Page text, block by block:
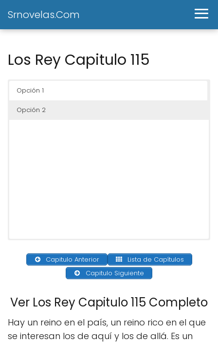
Srnovelas.Com
Los Rey Capitulo 115
Opción 1
Opción 2
Capitulo Anterior
Lista de Capítulos
Capitulo Siguiente
Ver Los Rey Capitulo 115 Completo
Hay un reino en el país, un reino rico en el que
se interesan los de aquí y los de allá. Es un